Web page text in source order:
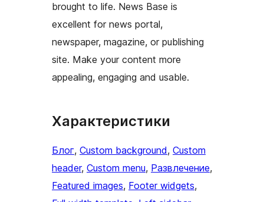
brought to life. News Base is
excellent for news portal,
newspaper, magazine, or publishing
site. Make your content more
appealing, engaging and usable.
Характеристики
Блог, Custom background, Custom
header, Custom menu, Развлечение
Featured images, Footer widgets